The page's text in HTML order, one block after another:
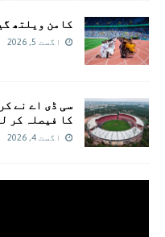
کامن ویلتھ
اگست 5, 2026
سی ڈی اے نے
کا فیصلہ کر
اگست 4, 2026